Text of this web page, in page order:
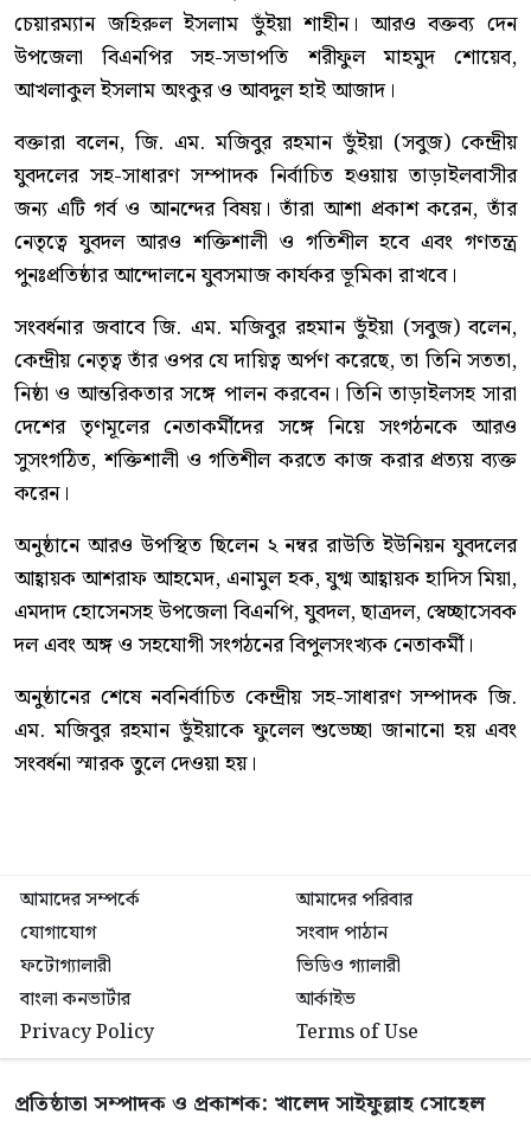
চেয়ারম্যান জহিরুল ইসলাম ভুঁইয়া শাহীন। আরও বক্তব্য দেন
উপজেলা বিএনপির সহ-সভাপতি শরীফুল মাহমুদ শোয়েব,
আখলাকুল ইসলাম অংকুর ও আবদুল হাই আজাদ।
বক্তারা বলেন, জি. এম. মজিবুর রহমান ভুঁইয়া (সবুজ) কেন্দ্রীয়
যুবদলের সহ-সাধারণ সম্পাদক নির্বাচিত হওয়ায় তাড়াইলবাসীর
জন্য এটি গর্ব ও আনন্দের বিষয়। তাঁরা আশা প্রকাশ করেন, তাঁর
নেতৃত্বে যুবদল আরও শক্তিশালী ও গতিশীল হবে এবং গণতন্ত্র
পুনঃপ্রতিষ্ঠার আন্দোলনে যুবসমাজ কার্যকর ভূমিকা রাখবে।
সংবর্ধনার জবাবে জি. এম. মজিবুর রহমান ভুঁইয়া (সবুজ) বলেন,
কেন্দ্রীয় নেতৃত্ব তাঁর ওপর যে দায়িত্ব অর্পণ করেছে, তা তিনি সততা,
নিষ্ঠা ও আন্তরিকতার সঙ্গে পালন করবেন। তিনি তাড়াইলসহ সারা
দেশের তৃণমূলের নেতাকর্মীদের সঙ্গে নিয়ে সংগঠনকে আরও
সুসংগঠিত, শক্তিশালী ও গতিশীল করতে কাজ করার প্রত্যয় ব্যক্ত
করেন।
অনুষ্ঠানে আরও উপস্থিত ছিলেন ২ নম্বর রাউতি ইউনিয়ন যুবদলের
আহ্বায়ক আশরাফ আহমেদ, এনামুল হক, যুগ্ম আহ্বায়ক হাদিস মিয়া,
এমদাদ হোসেনসহ উপজেলা বিএনপি, যুবদল, ছাত্রদল, স্বেচ্ছাসেবক
দল এবং অঙ্গ ও সহযোগী সংগঠনের বিপুলসংখ্যক নেতাকর্মী।
অনুষ্ঠানের শেষে নবনির্বাচিত কেন্দ্রীয় সহ-সাধারণ সম্পাদক জি.
এম. মজিবুর রহমান ভুঁইয়াকে ফুলেল শুভেচ্ছা জানানো হয় এবং
সংবর্ধনা স্মারক তুলে দেওয়া হয়।
আমাদের সম্পর্কে
আমাদের পরিবার
যোগাযোগ
সংবাদ পাঠান
ফটোগ্যালারী
ভিডিও গ্যালারী
বাংলা কনভার্টার
আর্কাইভ
Privacy Policy
Terms of Use
প্রতিষ্ঠাতা সম্পাদক ও প্রকাশক: খালেদ সাইফুল্লাহ সোহেল